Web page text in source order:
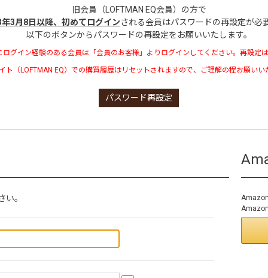
旧会員（LOFTMAN EQ会員）の方で
年3月8日以降、初めてログインされる会員はパスワードの再設定が必
以下のボタンからパスワードの再設定をお願いいたします。
グイン経験のある会員は「会員のお客様」よりログインしてください。再設定は
ト（LOFTMAN EQ）での購買履歴はリセットされますので、ご理解の程お願いい
パスワード再設定
。